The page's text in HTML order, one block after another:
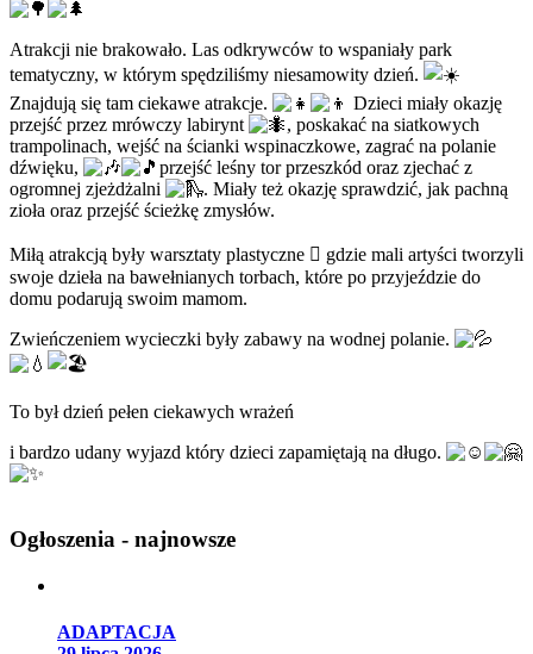
Atrakcji nie brakowało. Las odkrywców to wspaniały park
tematyczny, w którym spędziliśmy niesamowity dzień.
Znajdują się tam ciekawe atrakcje.
Dzieci miały okazję
przejść przez mrówczy labirynt
, poskakać na siatkowych
trampolinach, wejść na ścianki wspinaczkowe, zagrać na polanie
dźwięku,
przejść leśny tor przeszkód oraz zjechać z
ogromnej zjeżdżalni
. Miały też okazję sprawdzić, jak pachną
zioła oraz przejść ścieżkę zmysłów.
Miłą atrakcją były warsztaty plastyczne 🫟 gdzie mali artyści tworzyli
swoje dzieła na bawełnianych torbach, które po przyjeździe do
domu podarują swoim mamom.
Zwieńczeniem wycieczki były zabawy na wodnej polanie.
To był dzień pełen ciekawych wrażeń
i bardzo udany wyjazd który dzieci zapamiętają na długo.
Ogłoszenia - najnowsze
ADAPTACJA